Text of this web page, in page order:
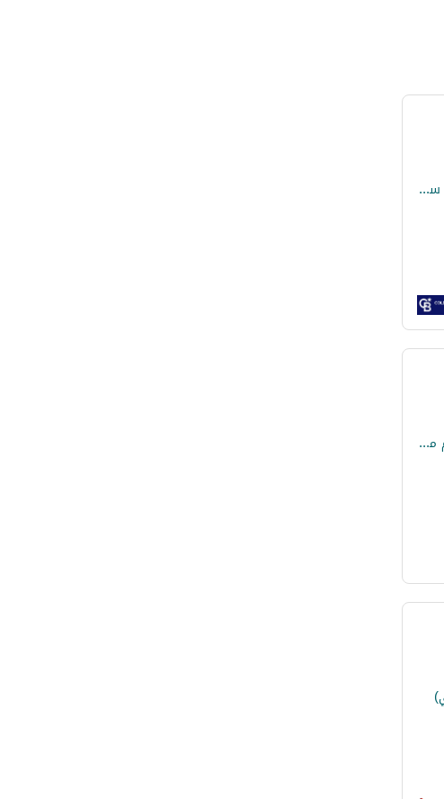
شقة للبيع فلمنج - (ش مصطفى كامل مباشر) 150م - ألترا سوبر لوكس - إستلام فوري.
شقة للبيع في فلمنج شارع عبد الفتاح الطويل مساحه 100م مطلات مفتوحه بالكامل